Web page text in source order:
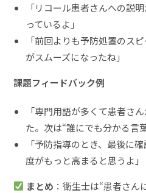
「リコール患者さんへの説
っているよ」
「前回よりも予防処置のス
がスムーズになったね」
課題フィードバック例
「専門用語が多くて患者さ
た。次は“誰にでも分かる言
「予防指導のとき、最後に
度がもっと高まると思うよ」
まとめ ：衛生士は“患者さん